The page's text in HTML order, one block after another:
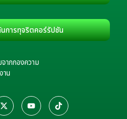
การทุจริตคอร์รัปชัน
ากกองความ
าน